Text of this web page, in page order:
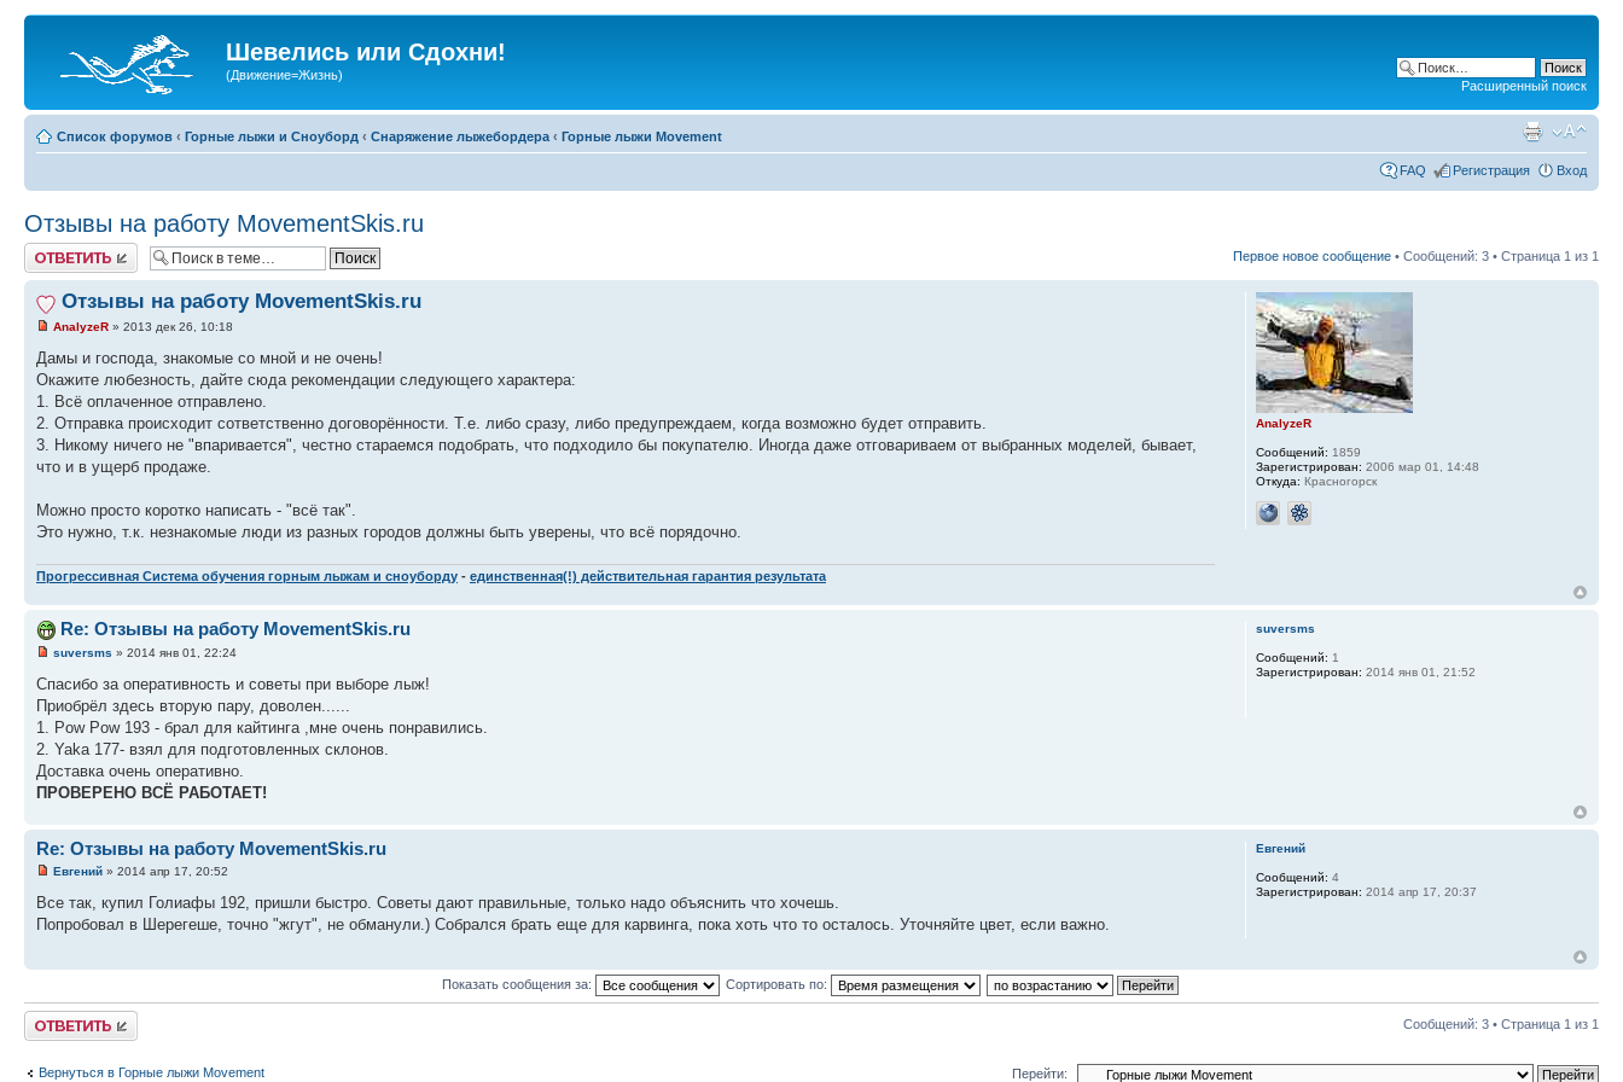
Шевелись или Сдохни!
(Движение=Жизнь)
Расширенный поиск
Список форумов ‹ Горные лыжи и Сноуборд ‹ Снаряжение лыжебордера ‹ Горные лыжи Movement
FAQ Регистрация Вход
Отзывы на работу MovementSkis.ru
Ответить Первое новое сообщение • Сообщений: 3 • Страница 1 из 1
Отзывы на работу MovementSkis.ru
AnalyzeR » 2013 дек 26, 10:18
Дамы и господа, знакомые со мной и не очень!
Окажите любезность, дайте сюда рекомендации следующего характера:
1. Всё оплаченное отправлено.
2. Отправка происходит сответственно договорённости. Т.е. либо сразу, либо предупреждаем, когда возможно будет отправить.
3. Никому ничего не "впаривается", честно стараемся подобрать, что подходило бы покупателю. Иногда даже отговариваем от выбранных моделей, бывает,
что и в ущерб продаже.
Можно просто коротко написать - "всё так".
Это нужно, т.к. незнакомые люди из разных городов должны быть уверены, что всё порядочно.
Прогрессивная Система обучения горным лыжам и сноуборду - единственная(!) действительная гарантия результата
AnalyzeR
Сообщений: 1859
Зарегистрирован: 2006 мар 01, 14:48
Откуда: Красногорск
Re: Отзывы на работу MovementSkis.ru
suversms » 2014 янв 01, 22:24
Спасибо за оперативность и советы при выборе лыж!
Приобрёл здесь вторую пару, доволен......
1. Pow Pow 193 - брал для кайтинга ,мне очень понравились.
2. Yaka 177- взял для подготовленных склонов.
Доставка очень оперативно.
ПРОВЕРЕНО ВСЁ РАБОТАЕТ!
suversms
Сообщений: 1
Зарегистрирован: 2014 янв 01, 21:52
Re: Отзывы на работу MovementSkis.ru
Евгений » 2014 апр 17, 20:52
Все так, купил Голиафы 192, пришли быстро. Советы дают правильные, только надо объяснить что хочешь.
Попробовал в Шерегеше, точно "жгут", не обманули.) Собрался брать еще для карвинга, пока хоть что то осталось. Уточняйте цвет, если важно.
Евгений
Сообщений: 4
Зарегистрирован: 2014 апр 17, 20:37
Показать сообщения за: Сортировать по:
Ответить Сообщений: 3 • Страница 1 из 1
Вернуться в Горные лыжи Movement Перейти: